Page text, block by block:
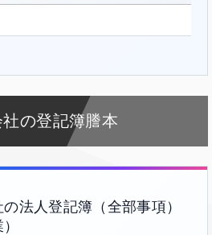
の登記簿謄本
法人登記簿（全部事項）